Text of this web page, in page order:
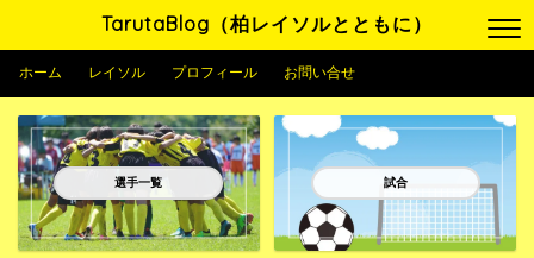
TarutaBlog（柏レイソルとともに）
ホーム レイソル プロフィール お問い合せ
選手一覧 試合